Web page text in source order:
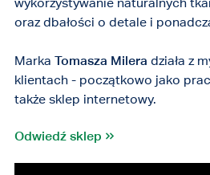
oraz dbałości o detale i
Marka Tomasza Milera działa z
klientach - początkowo jako
także sklep internetowy.
Odwiedź sklep